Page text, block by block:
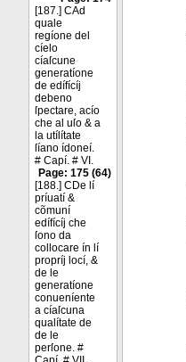
[187.] CAd
quale
regíone del
cíelo
cíaſcune
generatíone
de edífícíj
debeno
ſpectare, acío
che al uſo & a
la utílítate
ſíano ídoneí.
# Capí. # VI.
Page: 175 (64)
[188.] CDe lí
príuatí &
cõmuní
edífícíj che
ſono da
collocare ín lí
propríj locí, &
de le
generatíone
conueníente
a cíaſcuna
qualítate de
de le
perſone. #